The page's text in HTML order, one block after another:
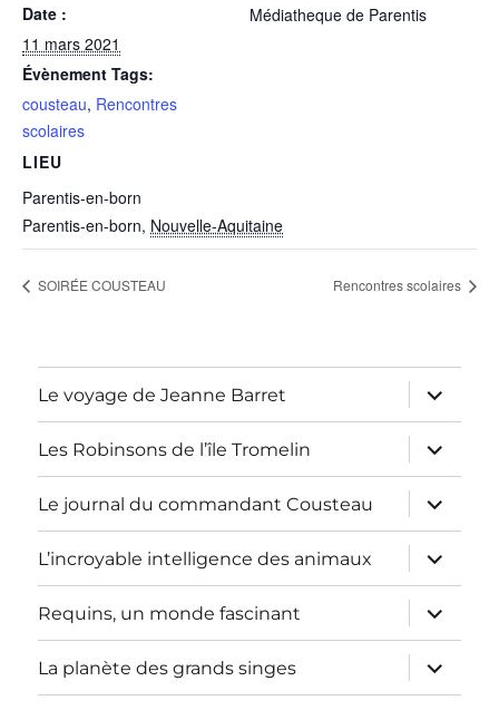
Date :
11 mars 2021
Évènement Tags:
cousteau, Rencontres
scolaires
LIEU
Parentis-en-born
Parentis-en-born, Nouvelle-Aquitaine
Médiatheque de Parentis
SOIRÉE COUSTEAU Rencontres scolaires
Le voyage de Jeanne Barret
ouvrir
le
sous-
menu
Les Robinsons de l’île Tromelin
ouvrir
le
sous-
menu
Le journal du commandant Cousteau
ouvrir
le
sous-
menu
L’incroyable intelligence des animaux
ouvrir
le
sous-
menu
Requins, un monde fascinant
ouvrir
le
sous-
menu
La planète des grands singes
ouvrir
le
sous-